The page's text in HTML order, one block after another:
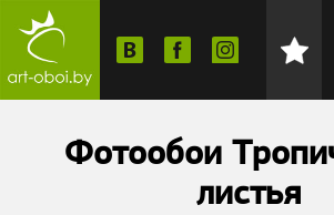
Фотообои
листья